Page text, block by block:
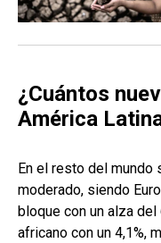
¿Cuántos
América
En el resto del
moderado, siendo
bloque con un alza
africano con un 4,1%,